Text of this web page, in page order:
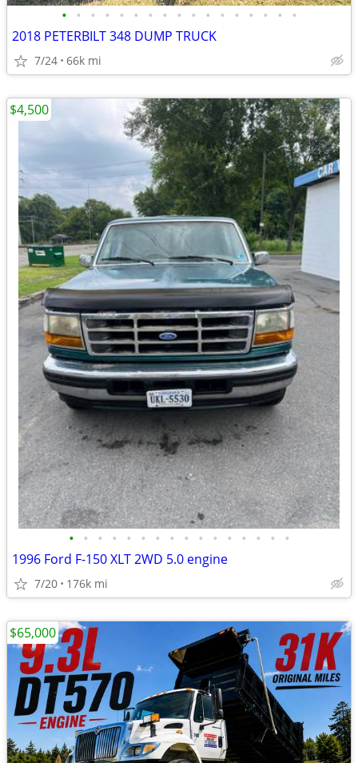
• • • • • • • • • • • • • • • • •
2018 PETERBILT 348 DUMP TRUCK
7/24 66k mi
• • • • • • • • • • • • • • • •
1996 Ford F-150 XLT 2WD 5.0 engine
7/20 176k mi
$4,500
$65,000